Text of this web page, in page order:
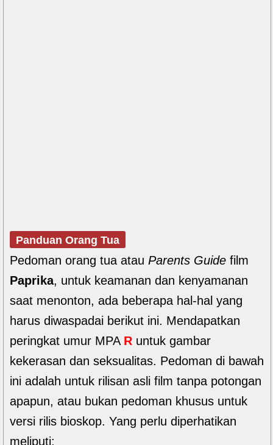
Panduan Orang Tua
Pedoman orang tua atau Parents Guide film
Paprika, untuk keamanan dan kenyamanan
saat menonton, ada beberapa hal-hal yang
harus diwaspadai berikut ini. Mendapatkan
peringkat umur MPA R untuk gambar
kekerasan dan seksualitas. Pedoman di bawah
ini adalah untuk rilisan asli film tanpa potongan
apapun, atau bukan pedoman khusus untuk
versi rilis bioskop. Yang perlu diperhatikan
meliputi: